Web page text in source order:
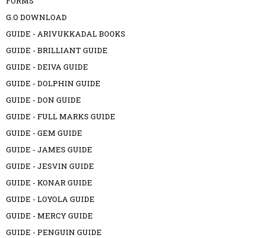
G.O DOWNLOAD
GUIDE - ARIVUKKADAL BOOKS
GUIDE - BRILLIANT GUIDE
GUIDE - DEIVA GUIDE
GUIDE - DOLPHIN GUIDE
GUIDE - DON GUIDE
GUIDE - FULL MARKS GUIDE
GUIDE - GEM GUIDE
GUIDE - JAMES GUIDE
GUIDE - JESVIN GUIDE
GUIDE - KONAR GUIDE
GUIDE - LOYOLA GUIDE
GUIDE - MERCY GUIDE
GUIDE - PENGUIN GUIDE